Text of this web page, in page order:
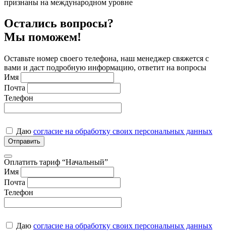
признаны на международном уровне
Остались вопросы?
Мы поможем!
Оставьте номер своего телефона, наш менеджер свяжется с
вами и даст подробную информацию, ответит на вопросы
Имя
Почта
Телефон
Даю согласие на обработку своих персональных данных
Отправить
Оплатить тариф “Начальный”
Имя
Почта
Телефон
Даю согласие на обработку своих персональных данных